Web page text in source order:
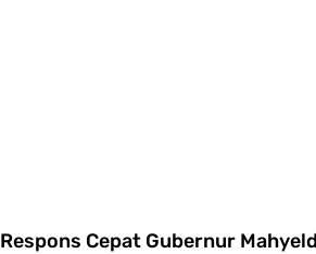
Respons Cepat Gubernur